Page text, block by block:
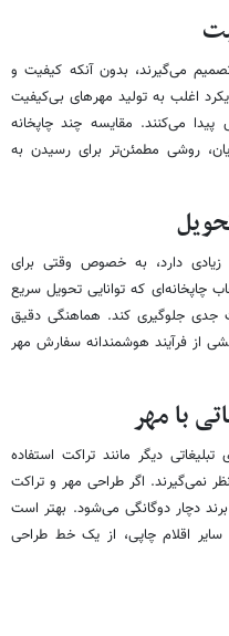
می‌گیرند، بدون آنکه کیفیت و
اغلب به تولید مهرهای بی‌کیفیت
می‌کنند. مقایسه چند چاپخانه
روشی مطمئن‌تر برای رسیدن به
دارد، به خصوص وقتی برای
چاپخانه‌ای که توانایی تحویل سریع
جدی جلوگیری کند. هماهنگی دقیق
از فرآیند هوشمندانه سفارش مهر
با مهر
دیگر مانند تراکت استفاده
نمی‌گیرند. اگر طراحی مهر و تراکت
دچار دوگانگی می‌شود. بهتر است
سایر اقلام چاپی، از یک خط طراحی